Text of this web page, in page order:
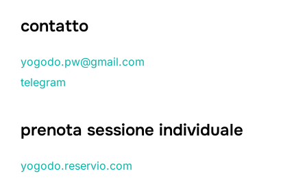
contatto
yogodo.pw@gmail.com
telegram
prenota sessione individuale
yogodo.reservio.com